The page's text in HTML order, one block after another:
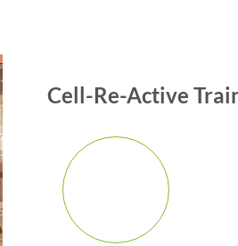
Cell-Re-Active